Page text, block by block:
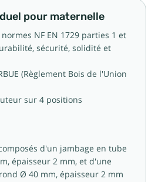
pour maternelle
NF EN 1729 parties 1 et
sécurité, solidité et
(Règlement Bois de l'Union
sur 4 positions
d'un jambage en tube
épaisseur 2 mm, et d'une
Ø 40 mm, épaisseur 2 mm